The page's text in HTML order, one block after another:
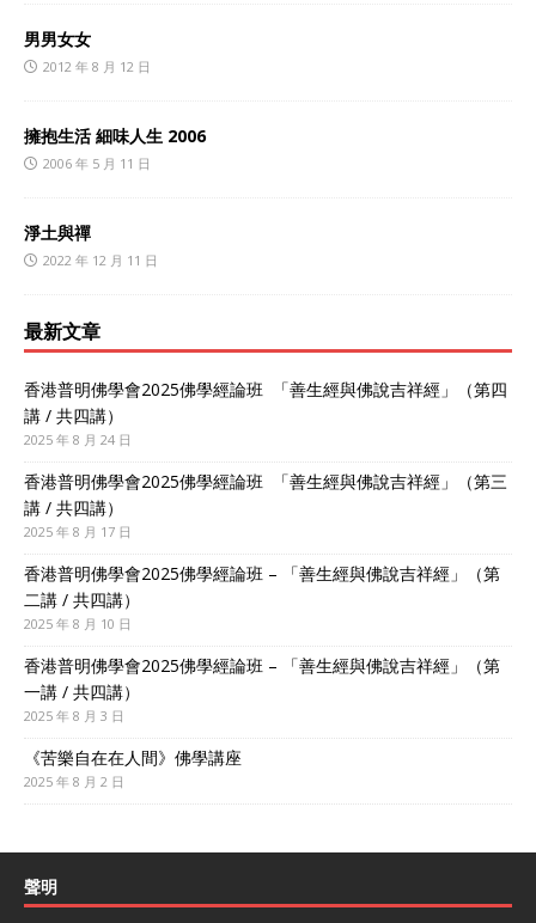
男男女女
2012 年 8 月 12 日
擁抱生活 細味人生 2006
2006 年 5 月 11 日
淨土與禪
2022 年 12 月 11 日
最新文章
香港普明佛學會2025佛學經論班 「善生經與佛說吉祥經」（第四
講 / 共四講）
2025 年 8 月 24 日
香港普明佛學會2025佛學經論班 「善生經與佛說吉祥經」（第三
講 / 共四講）
2025 年 8 月 17 日
香港普明佛學會2025佛學經論班 – 「善生經與佛說吉祥經」（第
二講 / 共四講）
2025 年 8 月 10 日
香港普明佛學會2025佛學經論班 – 「善生經與佛說吉祥經」（第
一講 / 共四講）
2025 年 8 月 3 日
《苦樂自在在人間》佛學講座
2025 年 8 月 2 日
聲明